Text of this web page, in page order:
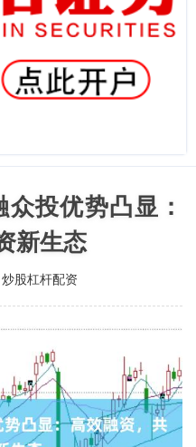
投优势凸显：
新生态
炒股杠杆配资